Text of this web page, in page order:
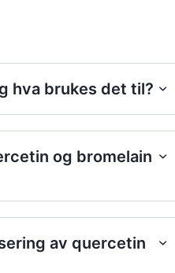
hva brukes det til?
og bromelain
av quercetin